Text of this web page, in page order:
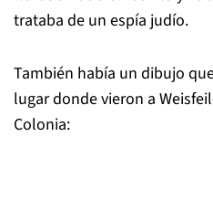
trataba de un espía judío.
También había un dibujo
lugar donde vieron a
Colonia: